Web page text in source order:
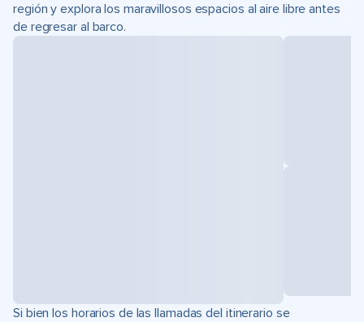
región y explora los maravillosos espacios al aire libre antes
de regresar al barco.
Si bien los horarios de las llamadas del itinerario se